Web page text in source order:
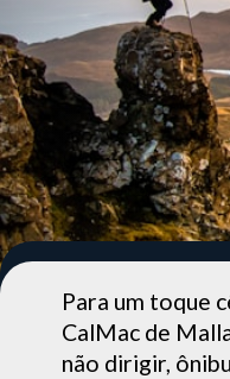
Para um toque
CalMac de
não dirigir,